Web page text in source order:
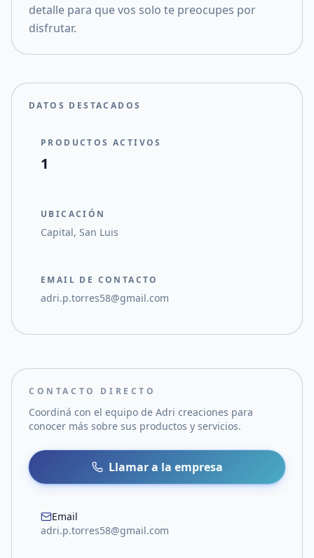
detalle para que vos solo te preocupes por
disfrutar.
DATOS DESTACADOS
PRODUCTOS ACTIVOS
1
UBICACIÓN
Capital, San Luis
EMAIL DE CONTACTO
adri.p.torres58@gmail.com
CONTACTO DIRECTO
Coordiná con el equipo de Adri creaciones para
conocer más sobre sus productos y servicios.
Llamar a la empresa
Email
adri.p.torres58@gmail.com